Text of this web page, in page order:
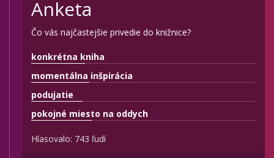
Anketa
Čo vás najčastejšie privedie do knižnice?
konkrétna kniha
momentálna inšpirácia
podujatie
pokojné miesto na oddych
Hlasovalo: 743 ľudí